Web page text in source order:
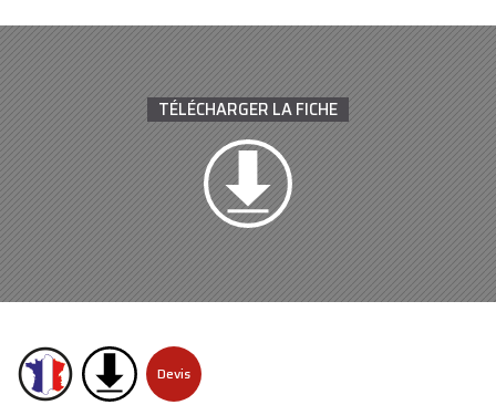
TÉLÉCHARGER LA FICHE
Devis